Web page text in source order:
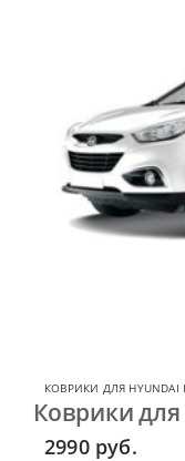
КОВРИКИ ДЛЯ HYUNDAI
Коврики для
2990 руб.